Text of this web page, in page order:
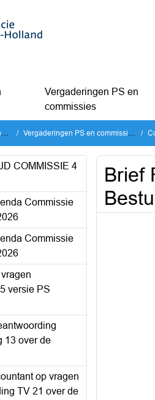
Vergaderingen PS en
commissies
Home Vergaderingen PS en commissies
COMMISSIE 4
Commissie
Commissie
versie PS
13 over de
op vragen
TV 21 over de
Brief